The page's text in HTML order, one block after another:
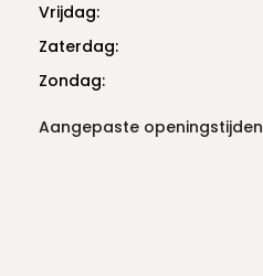
Vrijdag:
Zaterdag:
Zondag:
Aangepaste openingstijden